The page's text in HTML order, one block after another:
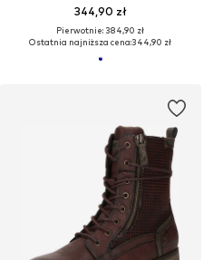
344,90 zł
Pierwotnie: 384,90 zł
Ostatnia najniższa cena:344,90 zł